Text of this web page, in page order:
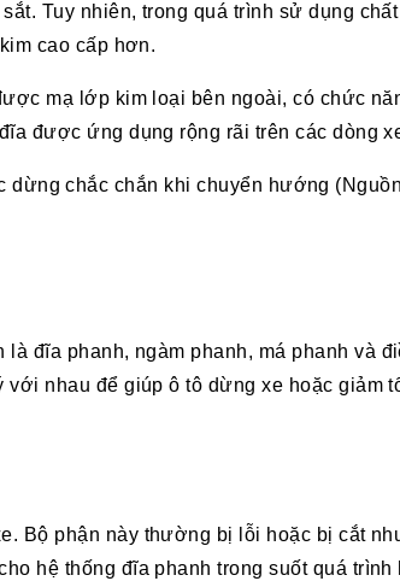
Tuy nhiên, trong quá trình sử dụng
cao cấp hơn.
mạ lớp kim loại bên ngoài, có chức
được ứng dụng rộng rãi trên các dòng
dừng chắc chắn khi chuyển hướng
đĩa phanh, ngàm phanh, má phanh và
nhau để giúp ô tô dừng xe hoặc giảm
Bộ phận này thường bị lỗi hoặc bị cắt
hệ thống đĩa phanh trong suốt quá trình